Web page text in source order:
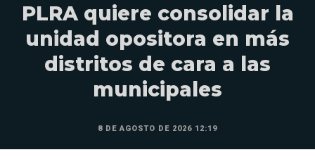
PLRA quiere consolidar la
unidad opositora en más
distritos de cara a las
municipales
8 DE AGOSTO DE 2026 12:19